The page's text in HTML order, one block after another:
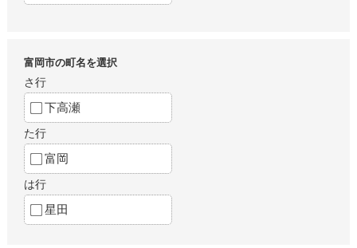
富岡市の町名を選択
さ行
下高瀬
た行
富岡
は行
星田